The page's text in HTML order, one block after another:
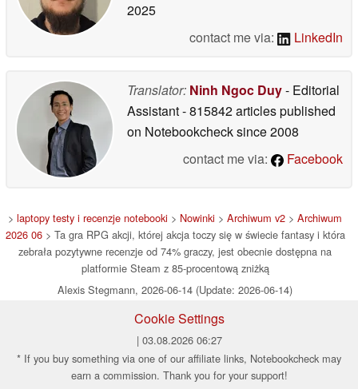
2025
contact me via:
LinkedIn
Translator: Ninh Ngoc Duy- Editorial
Assistant- 815842 articles published
on Notebookchecksince 2008
contact me via:
Facebook
> laptopy testy i recenzje notebooki > Nowinki > Archiwum v2 > Archiwum
2026 06> Ta gra RPG akcji, której akcja toczy się w świecie fantasy i która
zebrała pozytywne recenzje od 74% graczy, jest obecnie dostępna na
platformie Steam z 85-procentową zniżką
Alexis Stegmann, 2026-06-14 (Update: 2026-06-14)
Cookie Settings
| 03.08.2026 06:27
* If you buy something via one of our affiliate links, Notebookcheck may
earn a commission. Thank you for your support!